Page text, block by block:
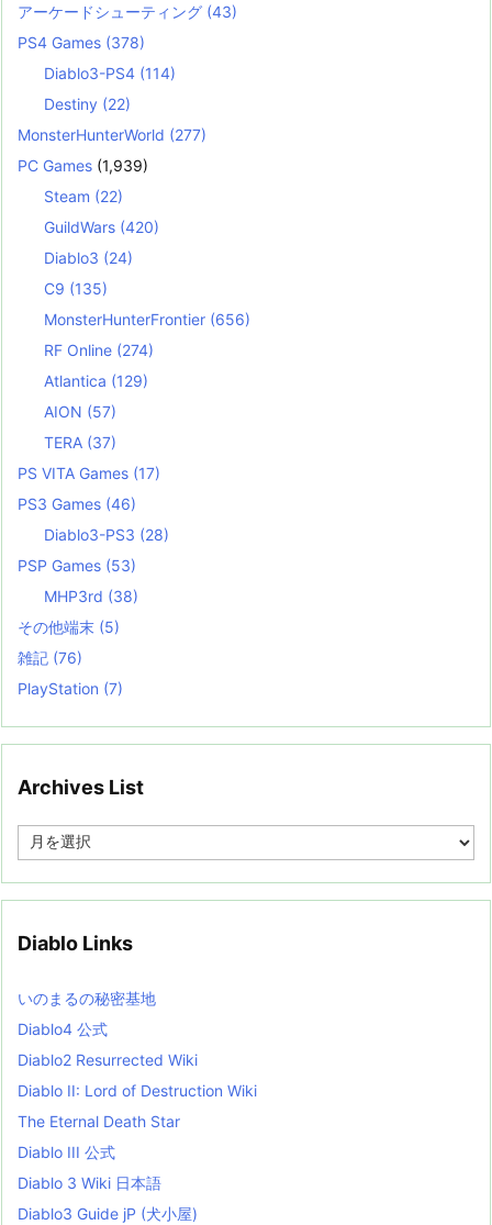
アーケードシューティング (43)
PS4 Games (378)
Diablo3-PS4 (114)
Destiny (22)
MonsterHunterWorld (277)
PC Games (1,939)
Steam (22)
GuildWars (420)
Diablo3 (24)
C9 (135)
MonsterHunterFrontier (656)
RF Online (274)
Atlantica (129)
AION (57)
TERA (37)
PS VITA Games (17)
PS3 Games (46)
Diablo3-PS3 (28)
PSP Games (53)
MHP3rd (38)
その他端末 (5)
雑記 (76)
PlayStation (7)
Archives List
e
i
s
t
Diablo Links
いのまるの秘密基地
Diablo4 公式
Diablo2 Resurrected Wiki
Diablo II: Lord of Destruction Wiki
The Eternal Death Star
Diablo III 公式
Diablo 3 Wiki 日本語
Diablo3 Guide jP (犬小屋)